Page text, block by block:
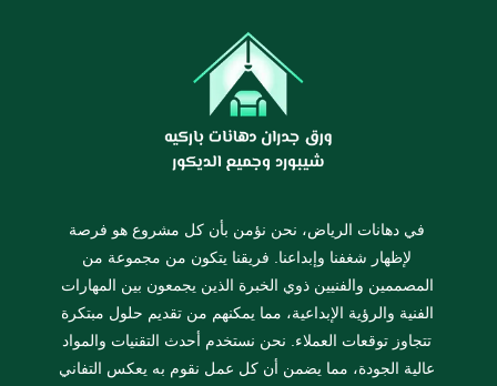
في دهانات الرياض، نحن نؤمن بأن كل مشروع هو فرصة
لإظهار شغفنا وإبداعنا. فريقنا يتكون من مجموعة من
المصممين والفنيين ذوي الخبرة الذين يجمعون بين المهارات
الفنية والرؤية الإبداعية، مما يمكنهم من تقديم حلول مبتكرة
تتجاوز توقعات العملاء. نحن نستخدم أحدث التقنيات والمواد
عالية الجودة، مما يضمن أن كل عمل نقوم به يعكس التفاني